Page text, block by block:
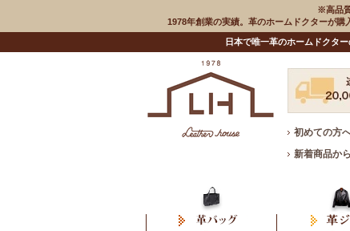
※高品
1978年創業の実績。革のホームドクターが購
日本で唯一革のホームドクタ
初めての方
新着商品か